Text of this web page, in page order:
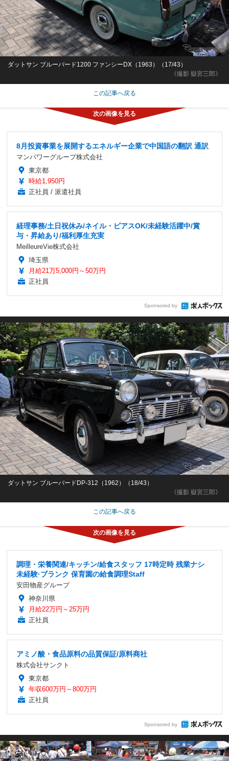
《撮影 嶽宮三郎》
ダットサン ブルーバード1200 ファンシーDX（1963）（17/43）
この記事へ戻る
8月投資事業を展開するエネルギー企業で中国語の翻訳 通訳
マンパワーグループ株式会社
東京都
時給1,950円
正社員 / 派遣社員
経理事務/土日祝休み/ネイル・ピアスOK/未経験活躍中/賞
与・昇給あり/福利厚生充実
MeilleureVie株式会社
埼玉県
月給21万5,000円～50万円
正社員
Sponsored by
《撮影 嶽宮三郎》
ダットサン ブルーバードDP-312（1962）（18/43）
この記事へ戻る
調理・栄養関連/キッチン/給食スタッフ 17時定時 残業ナシ
未経験·ブランク 保育園の給食調理Staff
安田物産グループ
神奈川県
月給22万円～25万円
正社員
アミノ酸・食品原料の品質保証/原料商社
株式会社サンクト
東京都
年収600万円～800万円
正社員
Sponsored by